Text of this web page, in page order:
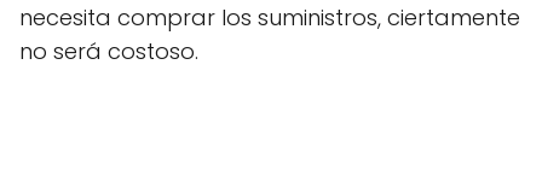
necesita comprar los suministros, ciertamente
no será costoso.